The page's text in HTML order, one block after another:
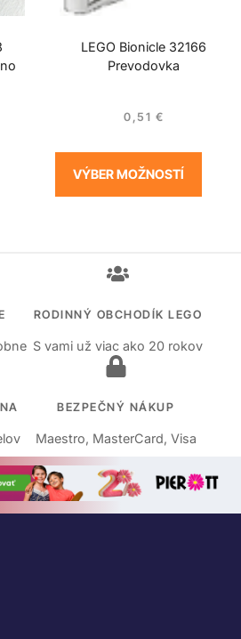
LEGO Bionicle 32166
Prevodovka
0,51 €
VÝBER MOŽNOSTÍ
RODINNÝ OBCHODÍK LEGO
S vami už viac ako 20 rokov
BEZPEČNÝ NÁKUP
Maestro, MasterCard, Visa